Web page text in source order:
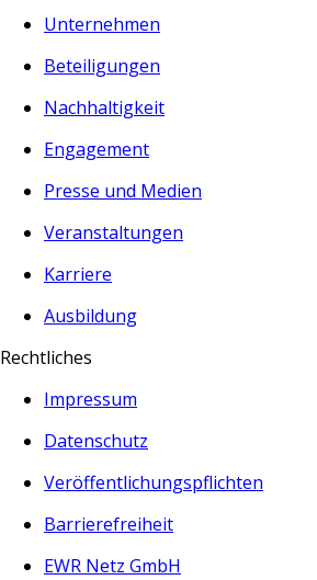
Unternehmen
Beteiligungen
Nachhaltigkeit
Engagement
Presse und Medien
Veranstaltungen
Karriere
Ausbildung
Rechtliches
Impressum
Datenschutz
Veröffentlichungspflichten
Barrierefreiheit
EWR Netz GmbH